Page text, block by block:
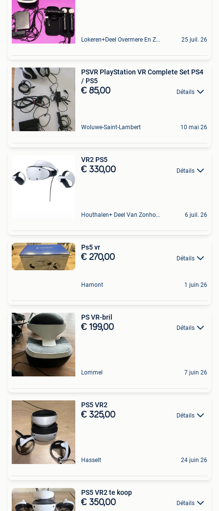
Lokeren+Deel Overmere En Zele 25 juil. 26
PSVR PlayStation VR Complete Set PS4
/ PS5
€ 85,00 Détails
Woluwe-Saint-Lambert 10 mai 26
VR2 PS5
€ 330,00 Détails
Houthalen+ Deel Van Zonhoven En Zolder 6 juil. 26
Ps5 vr
€ 270,00 Détails
Hamont 1 juin 26
PS VR-bril
€ 199,00 Détails
Lommel 7 juin 26
PS5 VR2
€ 325,00 Détails
Hasselt 24 juin 26
PS5 VR2 te koop
€ 350,00 Détails